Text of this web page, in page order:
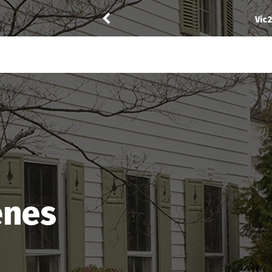
Vic24a noté12 The Best